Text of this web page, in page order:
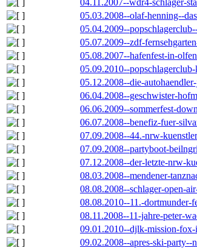
05.03.2008--olaf-henning--
05.04.2009--
05.07.2009--zdf-
05.08.2007--hafenfest-in-
05.09.2010--
05.12.2008--die-
06.04.2008--geschwister-
06.06.2009--sommerfest-
06.07.2008--benefiz-fuer-
07.09.2008--44.-nrw-
07.09.2008--partyboot-
07.12.2008--der-letzte-nrw-
08.03.2008--mendener-
08.08.2008--schlager-open-
08.08.2010--11.-dortmunder-
08.11.2008--11-jahre-peter-
09.01.2010--djlk-mission-fox-
09.02.2008--apres-ski-party--